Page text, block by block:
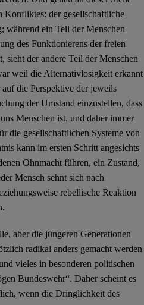
Konfliktes: der gesellschaftliche
während ein Teil der Menschen
des Funktionierens der freien
sieht der andere Teil der Menschen
weil die Alternativlosigkeit erkannt
die Perspektive der jeweils
der Umstand einzustellen, dass
Menschen ist, und daher immer
die gesellschaftlichen Systeme von
kann im ersten Schritt angesichts
Ohnmacht führen, ein Zustand,
Mensch sehnt sich nach
rebellische Reaktion
aber die jüngeren Generationen
radikal anders gemacht werden
vieles in besonderen politischen
Bundeswehr“. Daher scheint es
wenn die Dringlichkeit des